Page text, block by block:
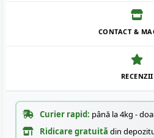
CONTACT &
RECENZII
Curier rapid: până la 4kg -
Ridicare gratuită din